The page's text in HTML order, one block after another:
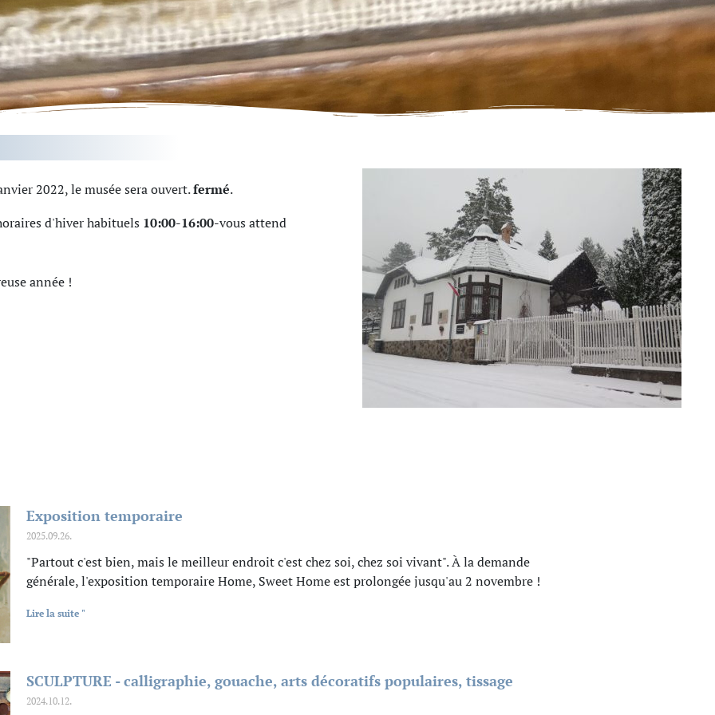
2022, le musée sera ouvert.fermé.
d'hiver habituels 10:00-16:00-vous attend
année !
Exposition temporaire
2025.09.26.
"Partout c'est bien, mais le meilleur endroit c'est chez soi, chez soi vivant". À la demande
générale, l'exposition temporaire Home, Sweet Home est prolongée jusqu'au 2 novembre !
Lire la suite "
SCULPTURE - calligraphie, gouache, arts décoratifs populaires, tissage
2024.10.12.